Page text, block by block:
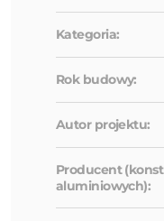
Kategoria:
Rok budowy:
Autor projektu:
Producent
aluminiowych):